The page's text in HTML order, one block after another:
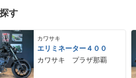
す
カワサキ
エリミネーター４００
カワサキ プラザ那覇